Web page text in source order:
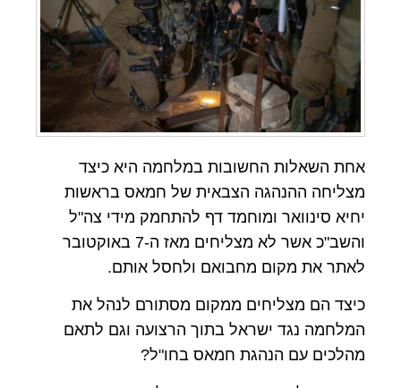
אחת השאלות החשובות במלחמה היא כיצד
מצליחה ההנהגה הצבאית של חמאס בראשות
יחיא סינוואר ומוחמד דף להתחמק מידי צה"ל
והשב"כ אשר לא מצליחים מאז ה-7 באוקטובר
לאתר את מקום מחבואם ולחסל אותם.
כיצד הם מצליחים ממקום מסתורם לנהל את
המלחמה נגד ישראל בתוך הרצועה וגם לתאם
מהלכים עם הנהגת חמאס בחו"ל?